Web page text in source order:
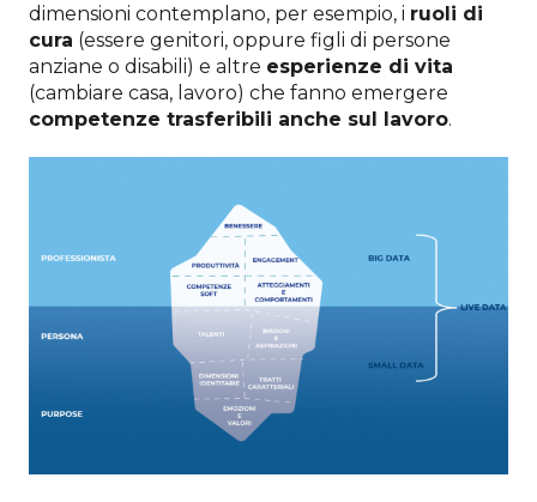
dimensioni contemplano, per esempio, i ruoli di
cura (essere genitori, oppure figli di persone
anziane o disabili) e altre esperienze di vita
(cambiare casa, lavoro) che fanno emergere
competenze trasferibili anche sul lavoro.